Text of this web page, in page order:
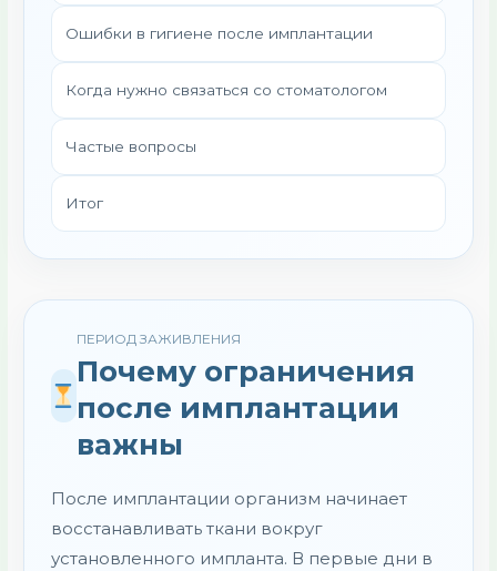
Ошибки в гигиене после имплантации
Когда нужно связаться со стоматологом
Частые вопросы
Итог
ПЕРИОД ЗАЖИВЛЕНИЯ
Почему ограничения
после имплантации
важны
После имплантации организм начинает
восстанавливать ткани вокруг
установленного импланта. В первые дни в